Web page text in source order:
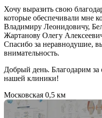
Хочу выразить свою
которые обеспечивали мне
Владимиру Леонидовичу,
Жартанову Олегу
Спасибо за неравнодушие,
внимательность.
Добрый день. Благодарим за
нашей клиники!
Московская 0,5 км